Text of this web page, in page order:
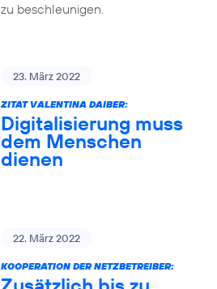
zu beschleunigen.
23. März 2022
ZITAT VALENTINA DAIBER:
Digitalisierung muss
dem Menschen
dienen
22. März 2022
KOOPERATION DER NETZBETREIBER: